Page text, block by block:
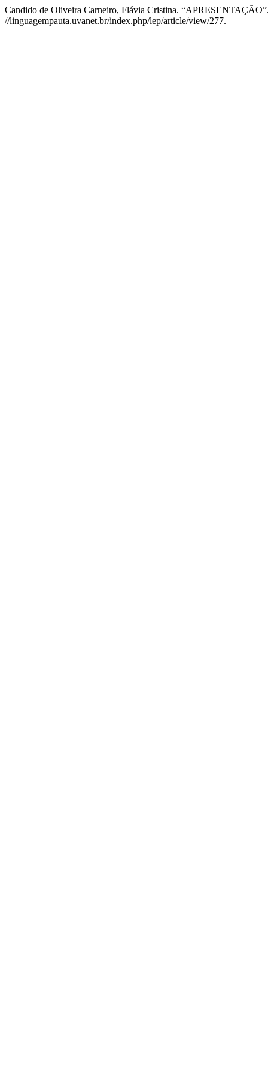
Candido de Oliveira Carneiro, Flávia Cristina.
//linguagempauta.uvanet.br/index.php/lep/article/view/277.